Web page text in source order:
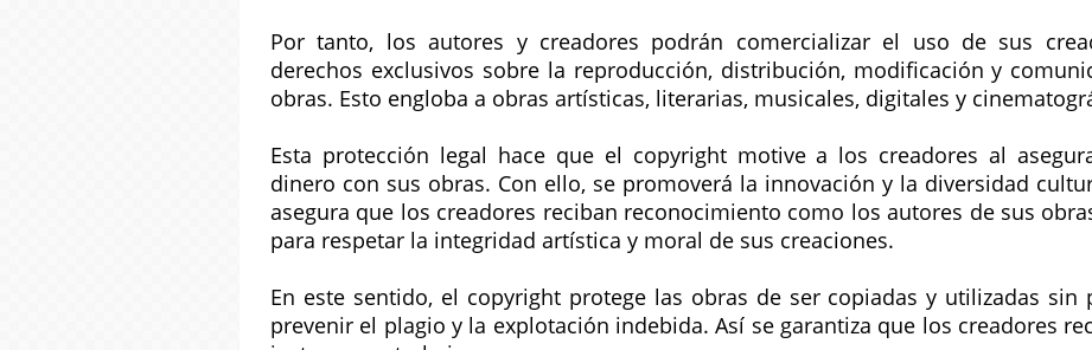
Por tanto, los autores y creadores podrán comercializar el uso de sus
derechos exclusivos sobre la reproducción, distribución, modificación y
obras. Esto engloba a obras artísticas, literarias, musicales, digitales y
Esta protección legal hace que el copyright motive a los creadores al
dinero con sus obras. Con ello, se promoverá la innovación y la diversidad
asegura que los creadores reciban reconocimiento como los autores de sus
para respetar la integridad artística y moral de sus creaciones.
En este sentido, el copyright protege las obras de ser copiadas y utilizadas sin
prevenir el plagio y la explotación indebida. Así se garantiza que los creadores